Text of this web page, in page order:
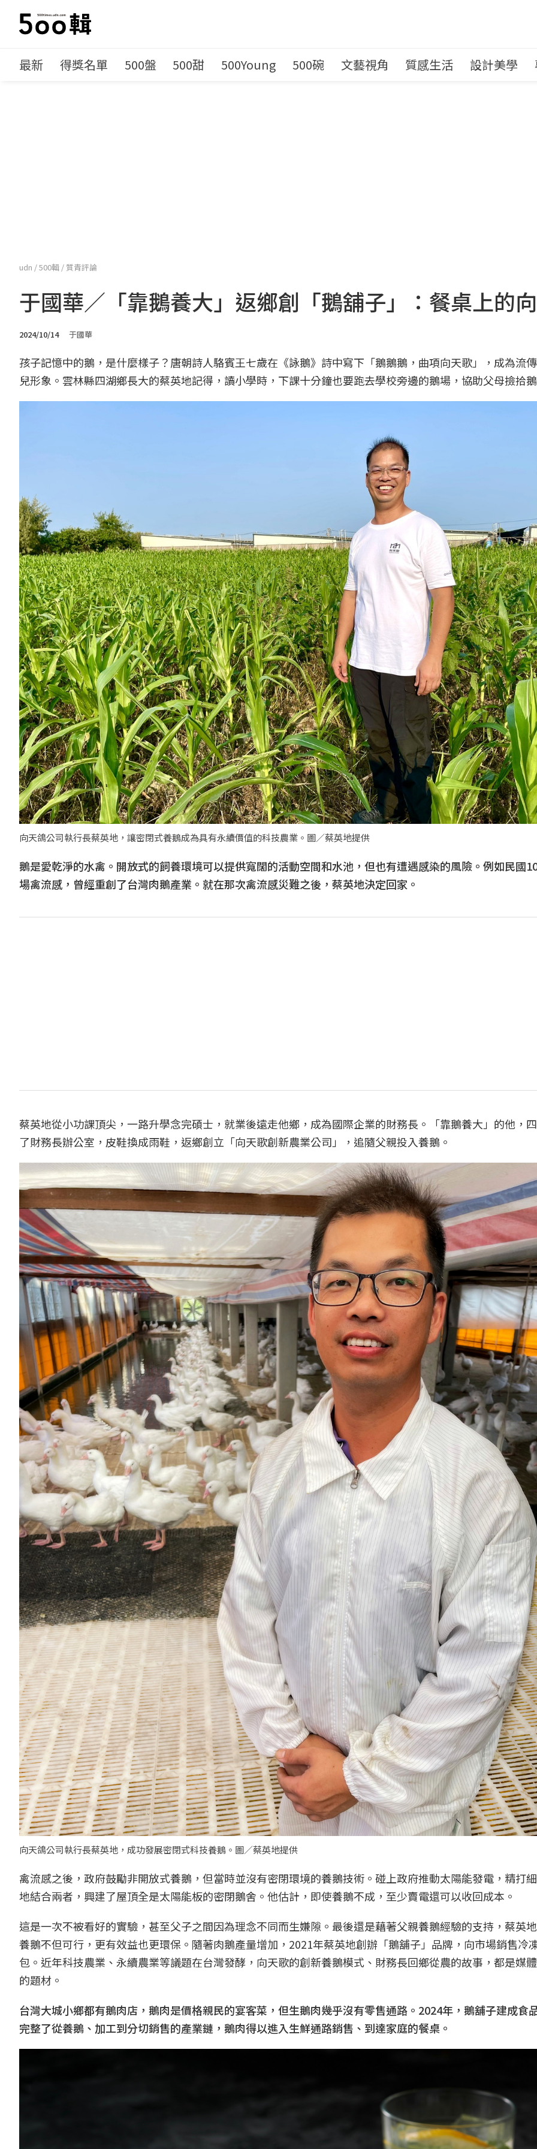
最新 得獎名單 500盤 500甜 500Young 500碗 文藝視角 質感生活 設計美學
udn /500輯 / 質青評論
于國華／「靠鵝養大」返鄉創「鵝舖子」：餐桌上的
2024/10/14 于國華
孩子記憶中的鵝，是什麼樣子？唐朝詩人駱賓王七歲在《詠鵝》詩中寫下「鵝鵝鵝，曲項向天歌」，成為流
兒形象。雲林縣四湖鄉長大的蔡英地記得，讀小學時，下課十分鐘也要跑去學校旁邊的鵝場，協助父母撿拾
向天鴿公司執行長蔡英地，讓密閉式養鵝成為具有永續價值的科技農業。圖／蔡英地提供
鵝是愛乾淨的水禽。開放式的飼養環境可以提供寬闊的活動空間和水池，但也有遭遇感染的風險。例如民國
場禽流感，曾經重創了台灣肉鵝產業。就在那次禽流感災難之後，蔡英地決定回家。
蔡英地從小功課頂尖，一路升學念完碩士，就業後遠走他鄉，成為國際企業的財務長。「靠鵝養大」的他，
了財務長辦公室，皮鞋換成雨鞋，返鄉創立「向天歌創新農業公司」，追隨父親投入養鵝。
向天鴿公司執行長蔡英地，成功發展密閉式科技養鵝。圖／蔡英地提供
禽流感之後，政府鼓勵非開放式養鵝，但當時並沒有密閉環境的養鵝技術。碰上政府推動太陽能發電，精打
地結合兩者，興建了屋頂全是太陽能板的密閉鵝舍。他估計，即使養鵝不成，至少賣電還可以收回成本。
這是一次不被看好的實驗，甚至父子之間因為理念不同而生嫌隙。最後還是藉著父親養鵝經驗的支持，蔡英
養鵝不但可行，更有效益也更環保。隨著肉鵝產量增加，2021年蔡英地創辦「鵝舖子」品牌，向市場銷售冷
包。近年科技農業、永續農業等議題在台灣發酵，向天歌的創新養鵝模式、財務長回鄉從農的故事，都是媒
的題材。
台灣大城小鄉都有鵝肉店，鵝肉是價格親民的宴客菜，但生鵝肉幾乎沒有零售通路。2024年，鵝舖子建成食
完整了從養鵝、加工到分切銷售的產業鏈，鵝肉得以進入生鮮通路銷售、到達家庭的餐桌。